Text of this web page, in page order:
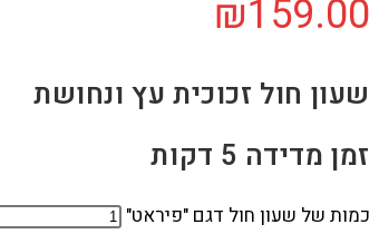
₪159.00
שעון חול זכוכית עץ ונחושת
זמן מדידה 5 דקות
כמות של שעון חול דגם "פיראט"